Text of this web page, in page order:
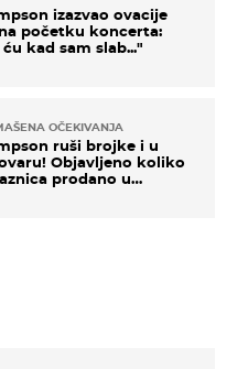
izazvao ovacije
početku koncerta:
kad sam slab..."
OČEKIVANJA
ruši brojke i u
Objavljeno koliko
prodano u